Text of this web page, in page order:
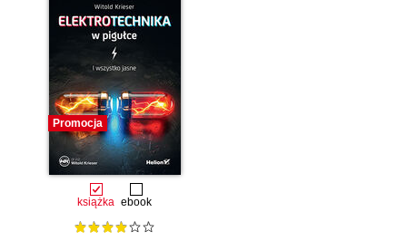
Promocja
książka ebook